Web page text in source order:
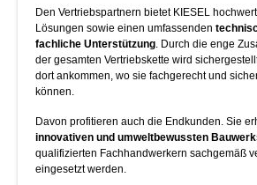
Den Vertriebspartnern bietet KIESEL
Lösungen sowie einen umfassenden
fachliche Unterstützung. Durch die enge
der gesamten Vertriebskette wird
dort ankommen, wo sie fachgerecht und
können.
Davon profitieren auch die Endkunden. Sie
innovativen und umweltbewussten
qualifizierten Fachhandwerkern sachgemäß
eingesetzt werden.